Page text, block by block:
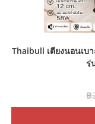
Thaibull เตียงนอนเบ
รุ่
฿